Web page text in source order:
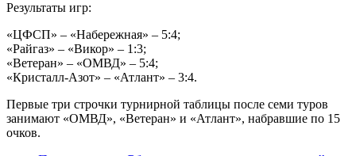
Результаты игр:
«ЦФСП» – «Набережная» – 5:4;
«Райгаз» – «Викор» – 1:3;
«Ветеран» – «ОМВД» – 5:4;
«Кристалл-Азот» – «Атлант» – 3:4.
Первые три строчки турнирной таблицы после семи туров
занимают «ОМВД», «Ветеран» и «Атлант», набравшие по 15
очков.